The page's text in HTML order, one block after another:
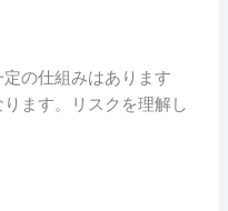
の仕組みはあります
ます。リスクを理解し